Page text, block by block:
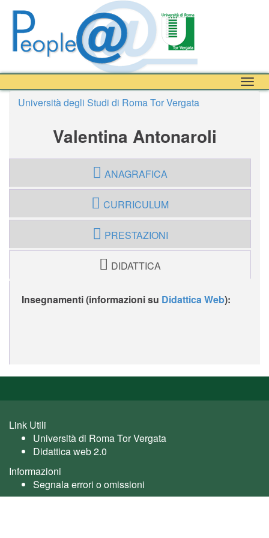
Università degli Studi di Roma Tor Vergata
Valentina Antonaroli
ANAGRAFICA
CURRICULUM
PRESTAZIONI
DIDATTICA
Insegnamenti (informazioni su Didattica Web):
Link Utili
Università di Roma Tor Vergata
Didattica web 2.0
Informazioni
Segnala errori o omissioni